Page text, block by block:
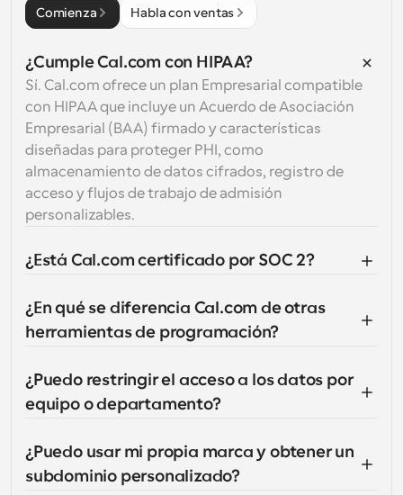
Comienza Habla con ventas
¿Cumple Cal.com con HIPAA?
Sí. Cal.com ofrece un plan Empresarial compatible
con HIPAA que incluye un Acuerdo de Asociación
Empresarial (BAA) firmado y características
diseñadas para proteger PHI, como
almacenamiento de datos cifrados, registro de
acceso y flujos de trabajo de admisión
personalizables.
¿Está Cal.com certificado por SOC 2?
¿En qué se diferencia Cal.com de otras
herramientas de programación?
¿Puedo restringir el acceso a los datos por
equipo o departamento?
¿Puedo usar mi propia marca y obtener un
subdominio personalizado?